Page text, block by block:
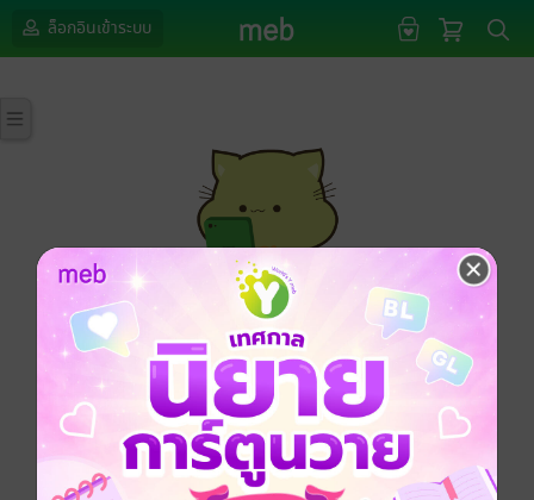
ล็อกอินเข้าระบบ
กรุณาเข้าสู่ระบบก่อนดำเนินรายการด้วยค่ะ
ล็อกอินเข้าระบบ